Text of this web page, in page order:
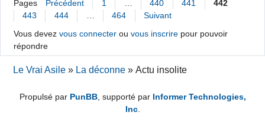
Pages Précédent 1 440 441
442
443
444 464
Suivant
Vous devez vous connecterou vous inscrirepour pouvoir
répondre
Le Vrai Asile » La déconne »Actu insolite
Propulsé par PunBB, supporté par Informer Technologies,
Inc.